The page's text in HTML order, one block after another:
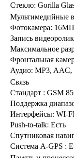
Стекло: Gorilla
Мультимедийные
Фотокамера: 16МП
Запись
Максимальное
Фронтальная
Аудио: MP3, AAC,
Связь
Стандарт : GSM
Поддержка
Интерфейсы: WI-
Push-to-talk: Есть
Спутниковая
Система A-GPS :